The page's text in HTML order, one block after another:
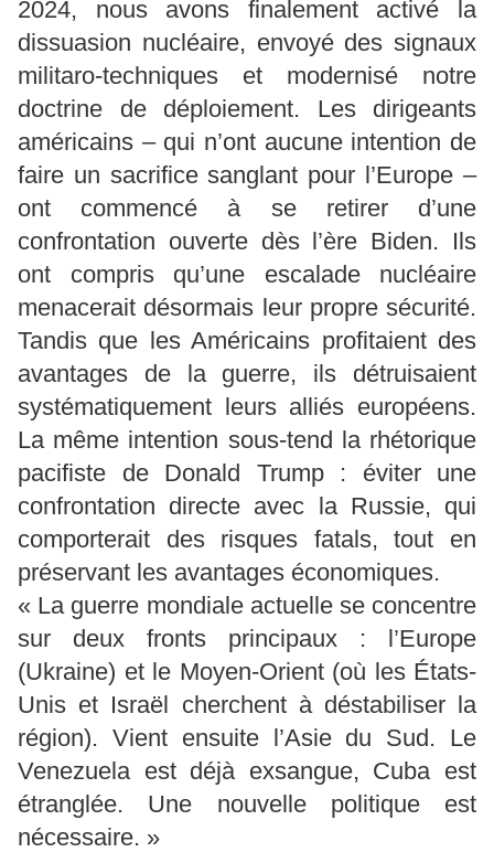
2024, nous avons finalement activé la
dissuasion nucléaire, envoyé des signaux
militaro-techniques et modernisé notre
doctrine de déploiement. Les dirigeants
américains – qui n’ont aucune intention de
faire un sacrifice sanglant pour l’Europe –
ont commencé à se retirer d’une
confrontation ouverte dès l’ère Biden. Ils
ont compris qu’une escalade nucléaire
menacerait désormais leur propre sécurité.
Tandis que les Américains profitaient des
avantages de la guerre, ils détruisaient
systématiquement leurs alliés européens.
La même intention sous-tend la rhétorique
pacifiste de Donald Trump : éviter une
confrontation directe avec la Russie, qui
comporterait des risques fatals, tout en
préservant les avantages économiques.
« La guerre mondiale actuelle se concentre
sur deux fronts principaux : l’Europe
(Ukraine) et le Moyen-Orient (où les États-
Unis et Israël cherchent à déstabiliser la
région). Vient ensuite l’Asie du Sud. Le
Venezuela est déjà exsangue, Cuba est
étranglée. Une nouvelle politique est
nécessaire. »